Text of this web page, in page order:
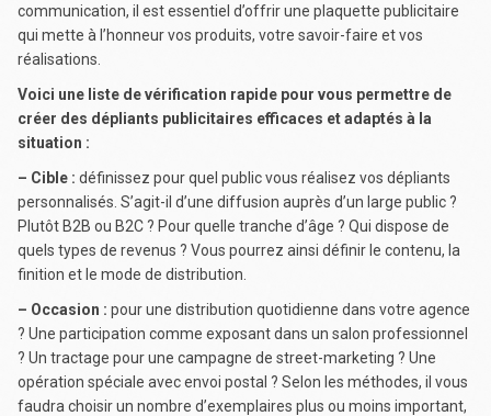
communication, il est essentiel d’offrir une plaquette publicitaire
qui mette à l’honneur vos produits, votre savoir-faire et vos
réalisations.
Voici une liste de vérification rapide pour vous permettre de
créer des dépliants publicitaires efficaces et adaptés à la
situation :
– Cible : définissez pour quel public vous réalisez vos dépliants
personnalisés. S’agit-il d’une diffusion auprès d’un large public ?
Plutôt B2B ou B2C ? Pour quelle tranche d’âge ? Qui dispose de
quels types de revenus ? Vous pourrez ainsi définir le contenu, la
finition et le mode de distribution.
– Occasion : pour une distribution quotidienne dans votre agence
? Une participation comme exposant dans un salon professionnel
? Un tractage pour une campagne de street-marketing ? Une
opération spéciale avec envoi postal ? Selon les méthodes, il vous
faudra choisir un nombre d’exemplaires plus ou moins important,